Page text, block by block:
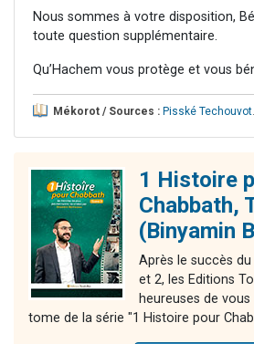
Nous sommes à votre disposition,
toute question supplémentaire.
Qu’Hachem vous protège et vous
Mékorot / Sources : Pisské Techouvot.
1 Histoire
Chabbath,
(Binyamin
Après le succès
et 2, les Editions
heureuses de
tome de la série "1 Histoire pour